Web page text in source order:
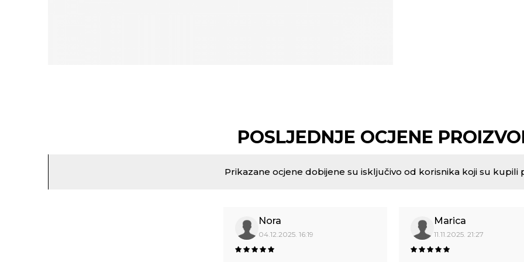
POSLJEDNJE OCJENE
Prikazane ocjene dobijene su isključivo od korisnika koji su kupili
Nora
04.12.2025. 16:19
Marica
11.11.2025. 21:27